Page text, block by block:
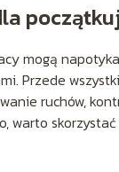
mogą
Przede
ruchów,
warto